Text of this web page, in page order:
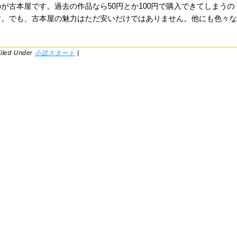
古本屋です。過去の作品なら50円とか100円で購入できてしまうの
でも、古本屋の魅力はただ安いだけではありません。他にも色々な
Under小説スタート |